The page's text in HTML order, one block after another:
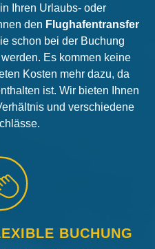
Ihren Urlaubs- oder
den Flughafentransfer
schon bei der Buchung
Es kommen keine
Kosten mehr dazu, da
ist. Wir bieten Ihnen
und verschiedene
BUCHUNG